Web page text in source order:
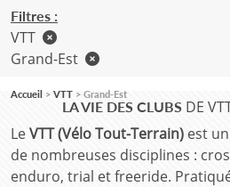
LA VIE DES CLUBSDE
LeVTT (Vélo Tout-Terrain) est
de nombreuses disciplines :
enduro, trial et freeride.
Filtres :
VTT
Grand-Est
Accueil VTT Grand-Est